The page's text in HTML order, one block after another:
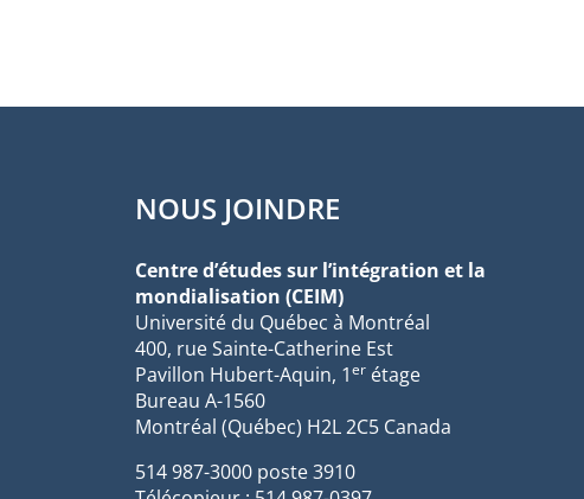
NOUS JOINDRE
Centre d’études sur l’intégration et la
mondialisation (CEIM)
Université du Québec à Montréal
400, rue Sainte-Catherine Est
Pavillon Hubert-Aquin, 1er étage
Bureau A-1560
Montréal (Québec) H2L 2C5 Canada
514 987-3000 poste 3910